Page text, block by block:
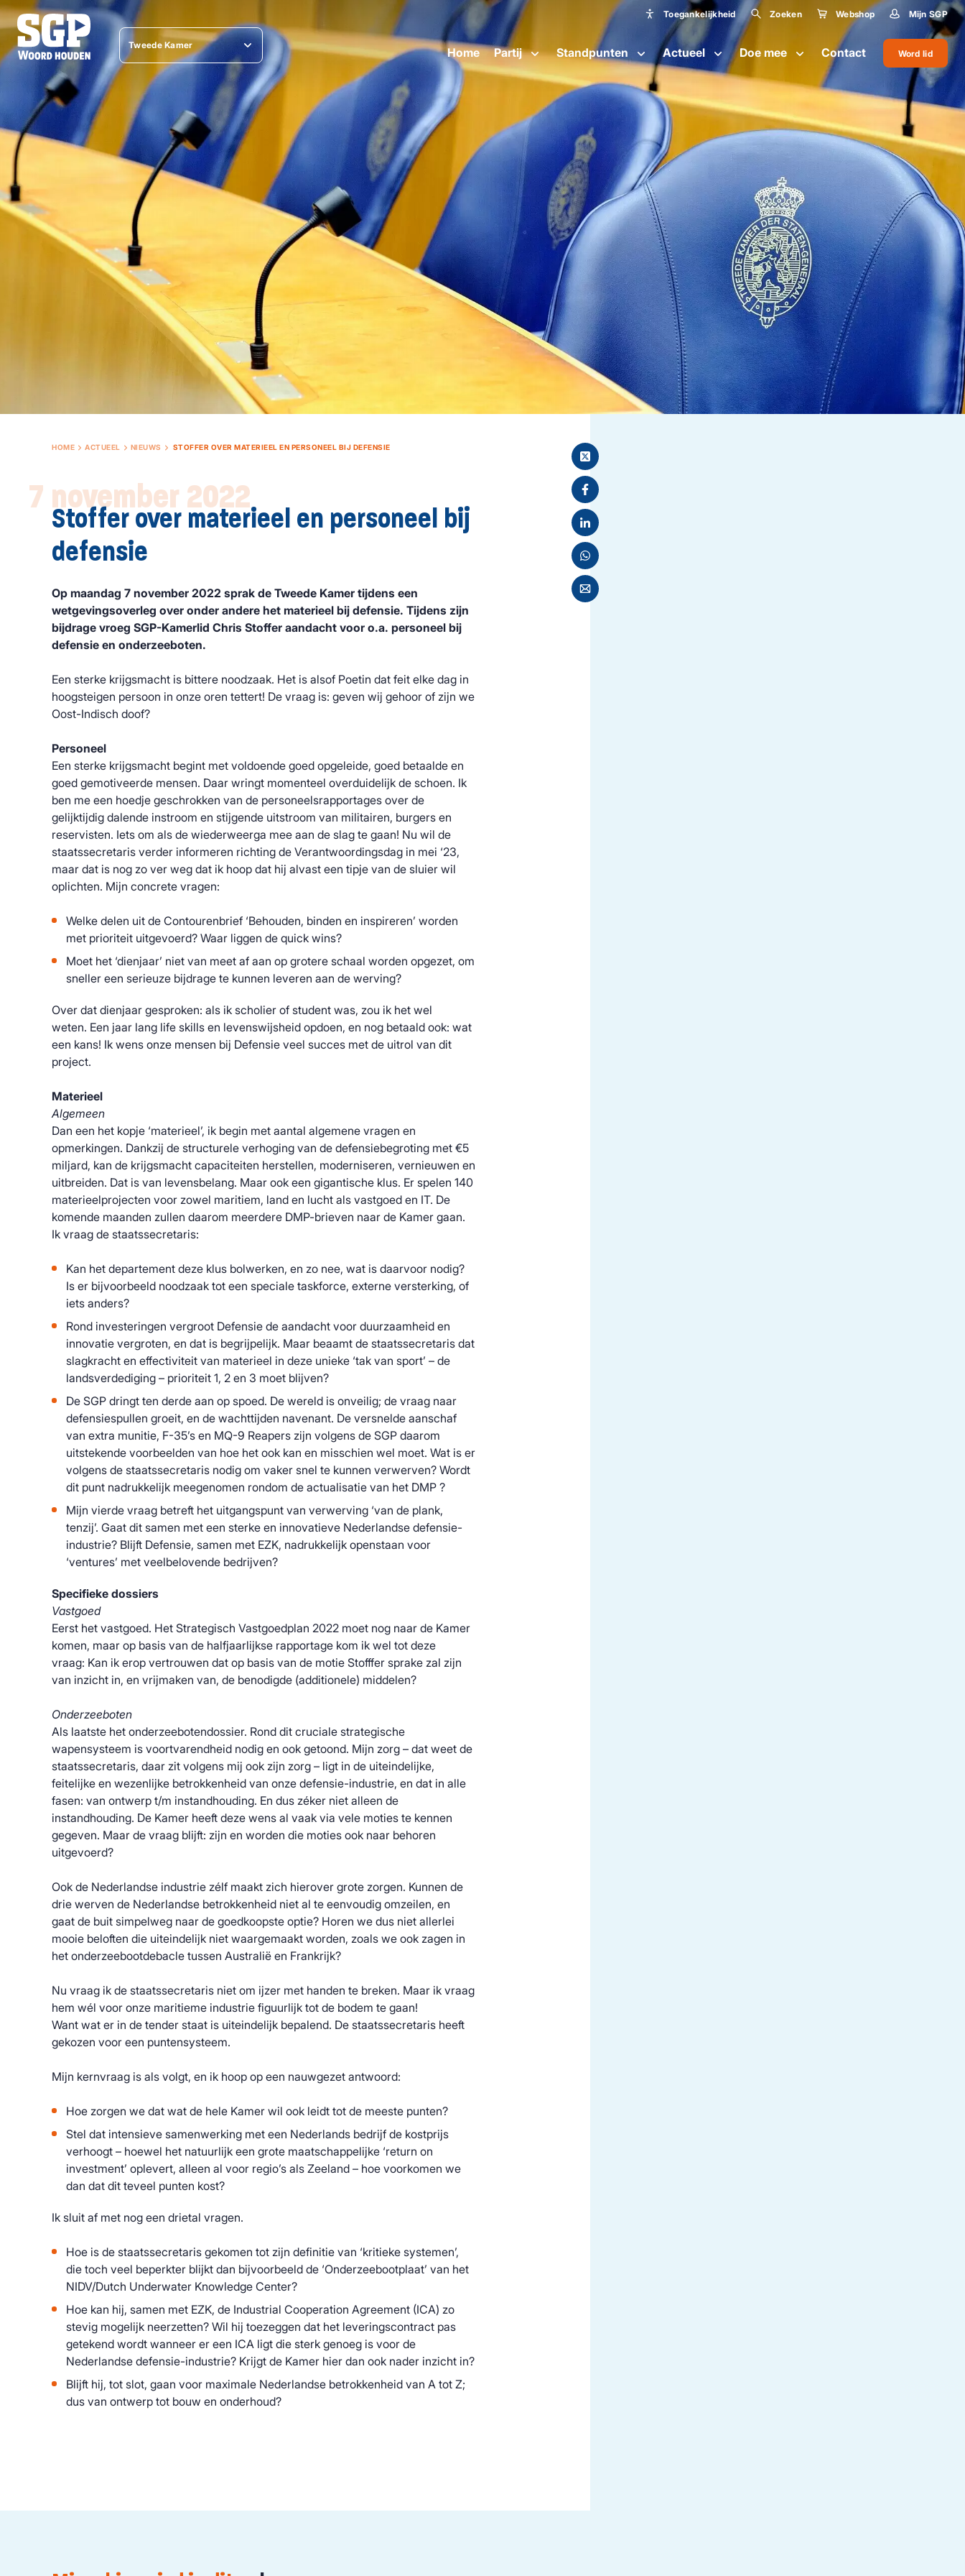
Toegankelijkheid
Toegankelijkheid
Lettergrootte
Zoeken Webshop Mijn SGP
Tweede Kamer
Word lid
Home Partij Standpunten Actueel Doe mee Contact
HOME ACTUEEL NIEUWS STOFFER OVER MATERIEEL EN PERSONEEL BIJ DEFENSIE
7 november 2022
Stoffer over materieel en personeel bij
defensie
Op maandag 7 november 2022 sprak de Tweede Kamer tijdens een
wetgevingsoverleg over onder andere het materieel bij defensie. Tijdens zijn
bijdrage vroeg SGP-Kamerlid Chris Stoffer aandacht voor o.a. personeel bij
defensie en onderzeeboten.
Een sterke krijgsmacht is bittere noodzaak. Het is alsof Poetin dat feit elke dag in
hoogsteigen persoon in onze oren tettert! De vraag is: geven wij gehoor of zijn we
Oost-Indisch doof?
Personeel
Een sterke krijgsmacht begint met voldoende goed opgeleide, goed betaalde en
goed gemotiveerde mensen. Daar wringt momenteel overduidelijk de schoen. Ik
ben me een hoedje geschrokken van de personeelsrapportages over de
gelijktijdig dalende instroom en stijgende uitstroom van militairen, burgers en
reservisten. Iets om als de wiederweerga mee aan de slag te gaan! Nu wil de
staatssecretaris verder informeren richting de Verantwoordingsdag in mei ‘23,
maar dat is nog zo ver weg dat ik hoop dat hij alvast een tipje van de sluier wil
oplichten. Mijn concrete vragen:
Welke delen uit de Contourenbrief ‘Behouden, binden en inspireren’ worden
met prioriteit uitgevoerd? Waar liggen de quick wins?
Moet het ‘dienjaar’ niet van meet af aan op grotere schaal worden opgezet, om
sneller een serieuze bijdrage te kunnen leveren aan de werving?
Over dat dienjaar gesproken: als ik scholier of student was, zou ik het wel
weten. Een jaar lang life skills en levenswijsheid opdoen, en nog betaald ook: wat
een kans! Ik wens onze mensen bij Defensie veel succes met de uitrol van dit
project.
Materieel
Algemeen
Dan een het kopje ‘materieel’, ik begin met aantal algemene vragen en
opmerkingen. Dankzij de structurele verhoging van de defensiebegroting met €5
miljard, kan de krijgsmacht capaciteiten herstellen, moderniseren, vernieuwen en
uitbreiden. Dat is van levensbelang. Maar ook een gigantische klus. Er spelen 140
materieelprojecten voor zowel maritiem, land en lucht als vastgoed en IT. De
komende maanden zullen daarom meerdere DMP-brieven naar de Kamer gaan.
Ik vraag de staatssecretaris:
Kan het departement deze klus bolwerken, en zo nee, wat is daarvoor nodig?
Is er bijvoorbeeld noodzaak tot een speciale taskforce, externe versterking, of
iets anders?
Rond investeringen vergroot Defensie de aandacht voor duurzaamheid en
innovatie vergroten, en dat is begrijpelijk. Maar beaamt de staatssecretaris dat
slagkracht en effectiviteit van materieel in deze unieke ‘tak van sport’ – de
landsverdediging – prioriteit 1, 2 en 3 moet blijven?
De SGP dringt ten derde aan op spoed. De wereld is onveilig; de vraag naar
defensiespullen groeit, en de wachttijden navenant. De versnelde aanschaf
van extra munitie, F-35’s en MQ-9 Reapers zijn volgens de SGP daarom
uitstekende voorbeelden van hoe het ook kan en misschien wel moet. Wat is er
volgens de staatssecretaris nodig om vaker snel te kunnen verwerven? Wordt
dit punt nadrukkelijk meegenomen rondom de actualisatie van het DMP ?
Mijn vierde vraag betreft het uitgangspunt van verwerving ‘van de plank,
tenzij’. Gaat dit samen met een sterke en innovatieve Nederlandse defensie-
industrie? Blijft Defensie, samen met EZK, nadrukkelijk openstaan voor
‘ventures’ met veelbelovende bedrijven?
Specifieke dossiers
Vastgoed
Eerst het vastgoed. Het Strategisch Vastgoedplan 2022 moet nog naar de Kamer
komen, maar op basis van de halfjaarlijkse rapportage kom ik wel tot deze
vraag: Kan ik erop vertrouwen dat op basis van de motie Stofffer sprake zal zijn
van inzicht in, en vrijmaken van, de benodigde (additionele) middelen?
Onderzeeboten
Als laatste het onderzeebotendossier. Rond dit cruciale strategische
wapensysteem is voortvarendheid nodig en ook getoond. Mijn zorg – dat weet de
staatssecretaris, daar zit volgens mij ook zijn zorg – ligt in de uiteindelijke,
feitelijke en wezenlijke betrokkenheid van onze defensie-industrie, en dat in alle
fasen: van ontwerp t/m instandhouding. En dus zéker niet alleen de
instandhouding. De Kamer heeft deze wens al vaak via vele moties te kennen
gegeven. Maar de vraag blijft: zijn en worden die moties ook naar behoren
uitgevoerd?
Ook de Nederlandse industrie zélf maakt zich hierover grote zorgen. Kunnen de
drie werven de Nederlandse betrokkenheid niet al te eenvoudig omzeilen, en
gaat de buit simpelweg naar de goedkoopste optie? Horen we dus niet allerlei
mooie beloften die uiteindelijk niet waargemaakt worden, zoals we ook zagen in
het onderzeebootdebacle tussen Australië en Frankrijk?
Nu vraag ik de staatssecretaris niet om ijzer met handen te breken. Maar ik vraag
hem wél voor onze maritieme industrie figuurlijk tot de bodem te gaan!
Want wat er in de tender staat is uiteindelijk bepalend. De staatssecretaris heeft
gekozen voor een puntensysteem.
Mijn kernvraag is als volgt, en ik hoop op een nauwgezet antwoord:
Hoe zorgen we dat wat de hele Kamer wil ook leidt tot de meeste punten?
Stel dat intensieve samenwerking met een Nederlands bedrijf de kostprijs
verhoogt – hoewel het natuurlijk een grote maatschappelijke ‘return on
investment’ oplevert, alleen al voor regio’s als Zeeland – hoe voorkomen we
dan dat dit teveel punten kost?
Ik sluit af met nog een drietal vragen.
Hoe is de staatssecretaris gekomen tot zijn definitie van ‘kritieke systemen’,
die toch veel beperkter blijkt dan bijvoorbeeld de ‘Onderzeebootplaat’ van het
NIDV/Dutch Underwater Knowledge Center?
Hoe kan hij, samen met EZK, de Industrial Cooperation Agreement (ICA) zo
stevig mogelijk neerzetten? Wil hij toezeggen dat het leveringscontract pas
getekend wordt wanneer er een ICA ligt die sterk genoeg is voor de
Nederlandse defensie-industrie? Krijgt de Kamer hier dan ook nader inzicht in?
Blijft hij, tot slot, gaan voor maximale Nederlandse betrokkenheid van A tot Z;
dus van ontwerp tot bouw en onderhoud?